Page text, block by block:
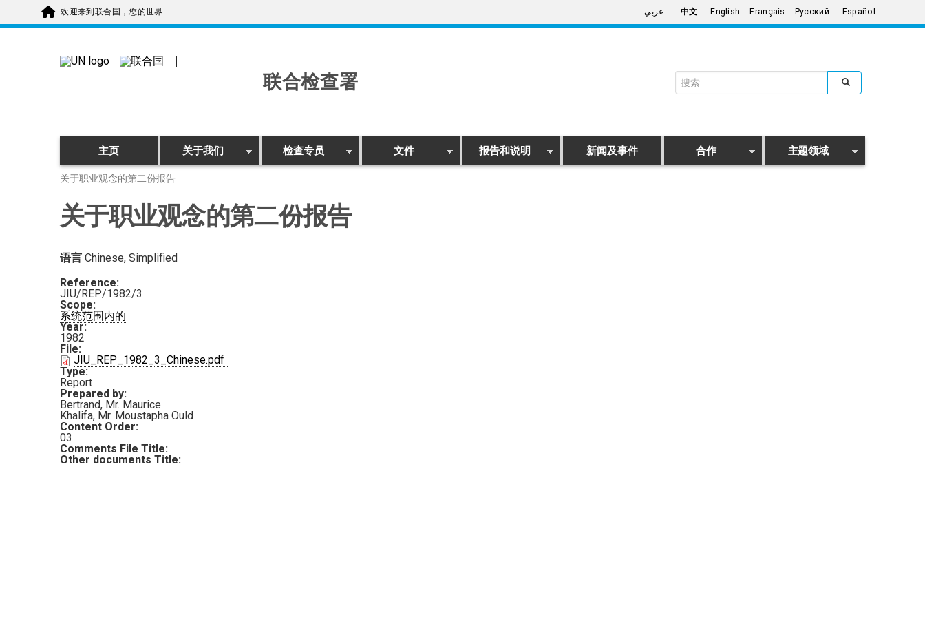
Skip to main content欢迎来到联合国，您的世界 عربي 中文 English Français Русский Español
联合检查署 Search form
主页 关于我们 检查专员 文件 报告和说明 新闻及事件 合作 主题领域
关于职业观念的第二份报告
关于职业观念的第二份报告
语言 Chinese, Simplified
Reference:
JIU/REP/1982/3
Scope:
系统范围内的
Year:
1982
File:
JIU_REP_1982_3_Chinese.pdf
Type:
Report
Prepared by:
Bertrand, Mr. Maurice
Khalifa, Mr. Moustapha Ould
Content Order:
03
Comments File Title:
Other documents Title: